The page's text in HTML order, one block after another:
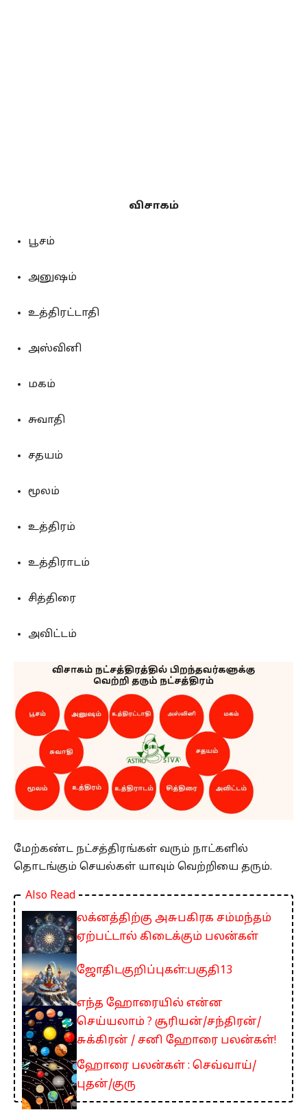
விசாகம்
பூசம்
அனுஷம்
உத்திரட்டாதி
அஸ்வினி
மகம்
சுவாதி
சதயம்
மூலம்
உத்திரம்
உத்திராடம்
சித்திரை
அவிட்டம்
மேற்கண்ட நட்சத்திரங்கள் வரும் நாட்களில்
தொடங்கும் செயல்கள் யாவும் வெற்றியை தரும்.
Also Read
லக்னத்திற்கு அசுபகிரக சம்மந்தம்
ஏற்பட்டால் கிடைக்கும் பலன்கள்
ஜோதிடகுறிப்புகள்:பகுதி13
எந்த ஹோரையில் என்ன
செய்யலாம் ? சூரியன்/சந்திரன்/
சுக்கிரன் / சனி ஹோரை பலன்கள்!
ஹோரை பலன்கள் : செவ்வாய்/
புதன்/குரு